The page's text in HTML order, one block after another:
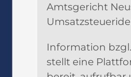
Amtsgericht
Information
stellt eine